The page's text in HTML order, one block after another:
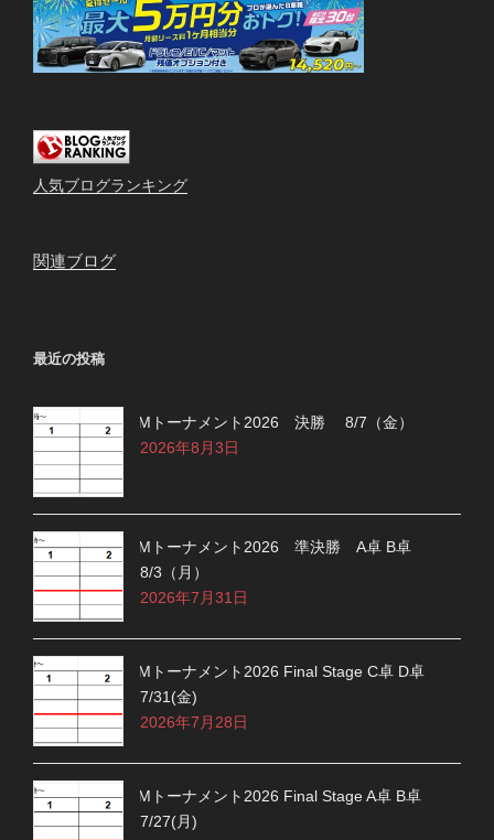
人気ブログランキング
関連ブログ
最近の投稿
Mトーナメント2026 決勝 8/7（金）
2026年8月3日
Mトーナメント2026 準決勝 A卓 B卓
8/3（月）
2026年7月31日
Mトーナメント2026 Final Stage C卓 D卓
7/31(金)
2026年7月28日
Mトーナメント2026 Final Stage A卓 B卓
7/27(月)